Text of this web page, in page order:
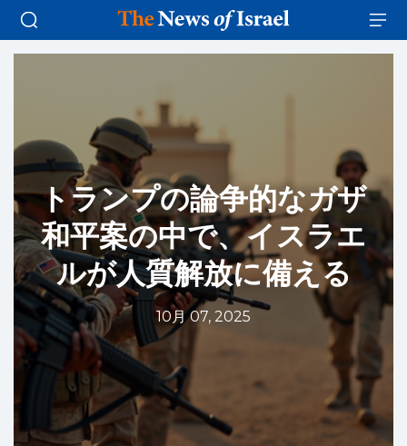
トランプの論争的なガザ
和平案の中で、イスラエ
ルが人質解放に備える
10月 07, 2025